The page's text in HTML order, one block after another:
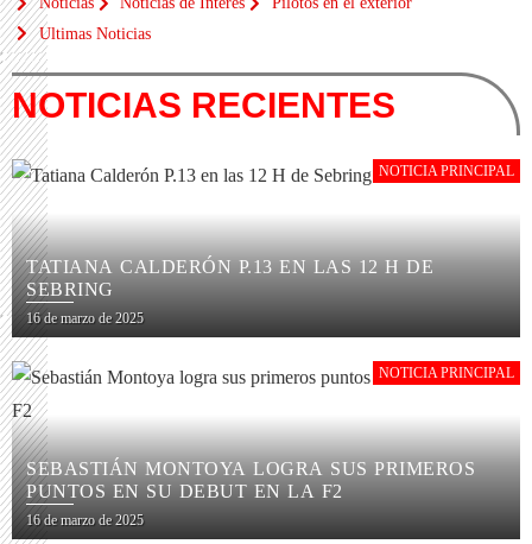
Ultimas Noticias
NOTICIAS RECIENTES
NOTICIA PRINCIPAL
TATIANA CALDERÓN P.13 EN LAS 12 H DE
SEBRING
16 de marzo de 2025
NOTICIA PRINCIPAL
SEBASTIÁN MONTOYA LOGRA SUS PRIMEROS
PUNTOS EN SU DEBUT EN LA F2
16 de marzo de 2025